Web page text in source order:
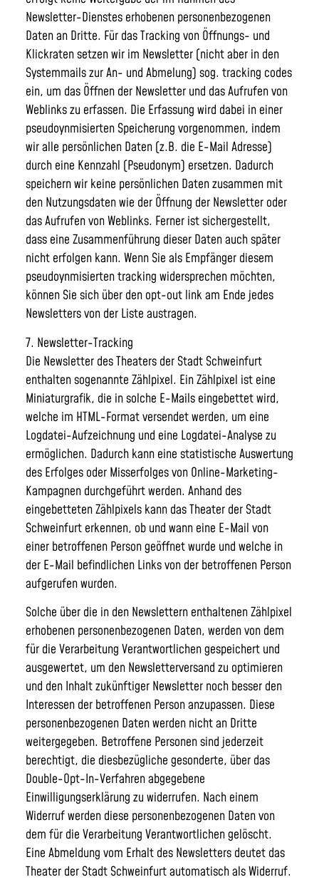
Newsletter-Dienstes erhobenen personenbezogenen
Daten an Dritte. Für das Tracking von Öffnungs- und
Klickraten setzen wir im Newsletter (nicht aber in den
Systemmails zur An- und Abmelung) sog. tracking codes
ein, um das Öffnen der Newsletter und das Aufrufen von
Weblinks zu erfassen. Die Erfassung wird dabei in einer
pseudoynmisierten Speicherung vorgenommen, indem
wir alle persönlichen Daten (z.B. die E-Mail Adresse)
durch eine Kennzahl (Pseudonym) ersetzen. Dadurch
speichern wir keine persönlichen Daten zusammen mit
den Nutzungsdaten wie der Öffnung der Newsletter oder
das Aufrufen von Weblinks. Ferner ist sichergestellt,
dass eine Zusammenführung dieser Daten auch später
nicht erfolgen kann. Wenn Sie als Empfänger diesem
pseudoynmisierten tracking widersprechen möchten,
können Sie sich über den opt-out link am Ende jedes
Newsletters von der Liste austragen.
7. Newsletter-Tracking
Die Newsletter des Theaters der Stadt Schweinfurt
enthalten sogenannte Zählpixel. Ein Zählpixel ist eine
Miniaturgrafik, die in solche E-Mails eingebettet wird,
welche im HTML-Format versendet werden, um eine
Logdatei-Aufzeichnung und eine Logdatei-Analyse zu
ermöglichen. Dadurch kann eine statistische Auswertung
des Erfolges oder Misserfolges von Online-Marketing-
Kampagnen durchgeführt werden. Anhand des
eingebetteten Zählpixels kann das Theater der Stadt
Schweinfurt erkennen, ob und wann eine E-Mail von
einer betroffenen Person geöffnet wurde und welche in
der E-Mail befindlichen Links von der betroffenen Person
aufgerufen wurden.
Solche über die in den Newslettern enthaltenen Zählpixel
erhobenen personenbezogenen Daten, werden von dem
für die Verarbeitung Verantwortlichen gespeichert und
ausgewertet, um den Newsletterversand zu optimieren
und den Inhalt zukünftiger Newsletter noch besser den
Interessen der betroffenen Person anzupassen. Diese
personenbezogenen Daten werden nicht an Dritte
weitergegeben. Betroffene Personen sind jederzeit
berechtigt, die diesbezügliche gesonderte, über das
Double-Opt-In-Verfahren abgegebene
Einwilligungserklärung zu widerrufen. Nach einem
Widerruf werden diese personenbezogenen Daten von
dem für die Verarbeitung Verantwortlichen gelöscht.
Eine Abmeldung vom Erhalt des Newsletters deutet das
Theater der Stadt Schweinfurt automatisch als Widerruf.